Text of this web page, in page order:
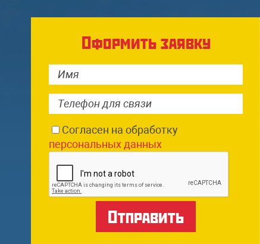
Оформить заявку
Согласен на обработку
персональных данных